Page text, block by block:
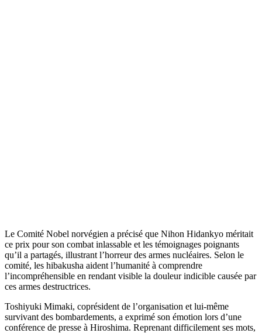
Le Comité Nobel norvégien a précisé que Nihon Hidankyo méritait
ce prix pour son combat inlassable et les témoignages poignants
qu’il a partagés, illustrant l’horreur des armes nucléaires. Selon le
comité, les hibakusha aident l’humanité à comprendre
l’incompréhensible en rendant visible la douleur indicible causée par
ces armes destructrices.
Toshiyuki Mimaki, coprésident de l’organisation et lui-même
survivant des bombardements, a exprimé son émotion lors d’une
conférence de presse à Hiroshima. Reprenant difficilement ses mots,